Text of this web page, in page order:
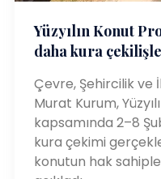
Yüzyılın Konut
daha kura
Çevre, Şehircilik ve
Murat Kurum,
kapsamında 2–8
kura çekimi
konutun hak